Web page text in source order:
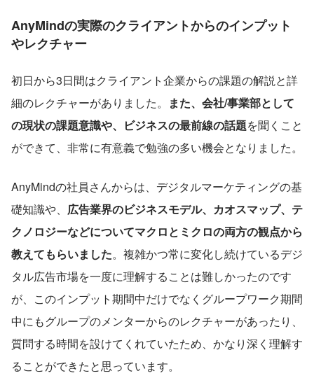
AnyMindの実際のクライアントからのインプット
やレクチャー
初日から3日間はクライアント企業からの課題の解説と詳
細のレクチャーがありました。
また、会社/事業部として
の現状の課題意識や、ビジネスの最前線の話題を聞くこと
ができて、非常に有意義で勉強の多い機会となりました。
AnyMindの社員さんからは、デジタルマーケティングの基
礎知識や、 広告業界のビジネスモデル、カオスマップ、テ
クノロジーなどについてマクロとミクロの両方の観点から
教えてもらいました。複雑かつ常に変化し続けているデジ
タル広告市場を一度に理解することは難しかったのです
が、このインプット期間中だけでなくグループワーク期間
中にもグループのメンターからのレクチャーがあったり、
質問する時間を設けてくれていたため、かなり深く理解す
ることができたと思っています。